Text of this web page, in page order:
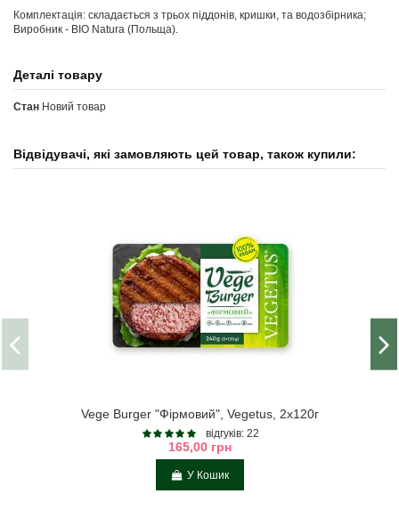
Комплектація: складається з трьох піддонів, кришки, та водозбірника;
Виробник - BIO Natura (Польща).
Деталі товару
Стан Новий товар
Відвідувачі, які замовляють цей товар, також купили:
Vege Burger "Фірмовий", Vegetus, 2х120г
відгуків: 22
165,00 грн
У Кошик